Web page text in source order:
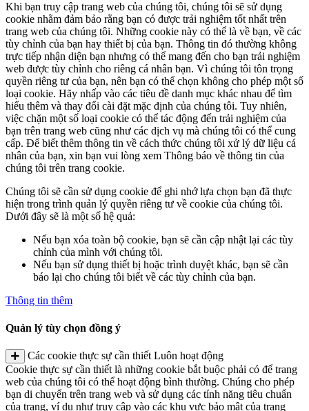
Khi bạn truy cập trang web của chúng tôi, chúng tôi sẽ sử dụng
cookie nhằm đảm bảo rằng bạn có được trải nghiệm tốt nhất trên
trang web của chúng tôi. Những cookie này có thể là về bạn, về các
tùy chỉnh của bạn hay thiết bị của bạn. Thông tin đó thường không
trực tiếp nhận diện bạn nhưng có thể mang đến cho bạn trải nghiệm
web được tùy chỉnh cho riêng cá nhân bạn. Vì chúng tôi tôn trọng
quyền riêng tư của bạn, nên bạn có thể chọn không cho phép một số
loại cookie. Hãy nhấp vào các tiêu đề danh mục khác nhau để tìm
hiểu thêm và thay đổi cài đặt mặc định của chúng tôi. Tuy nhiên,
việc chặn một số loại cookie có thể tác động đến trải nghiệm của
bạn trên trang web cũng như các dịch vụ mà chúng tôi có thể cung
cấp. Để biết thêm thông tin về cách thức chúng tôi xử lý dữ liệu cá
nhân của bạn, xin bạn vui lòng xem Thông báo về thông tin của
chúng tôi trên trang cookie.
Chúng tôi sẽ cần sử dụng cookie để ghi nhớ lựa chọn bạn đã thực
hiện trong trình quản lý quyền riêng tư về cookie của chúng tôi.
Dưới đây sẽ là một số hệ quả:
Nếu bạn xóa toàn bộ cookie, bạn sẽ cần cập nhật lại các tùy
chỉnh của mình với chúng tôi.
Nếu bạn sử dụng thiết bị hoặc trình duyệt khác, bạn sẽ cần
báo lại cho chúng tôi biết về các tùy chỉnh của bạn.
Thông tin thêm
Quản lý tùy chọn đồng ý
Các cookie thực sự cần thiết Luôn hoạt động
Cookie thực sự cần thiết là những cookie bắt buộc phải có để trang
web của chúng tôi có thể hoạt động bình thường. Chúng cho phép
bạn di chuyển trên trang web và sử dụng các tính năng tiêu chuẩn
của trang, ví dụ như truy cập vào các khu vực bảo mật của trang